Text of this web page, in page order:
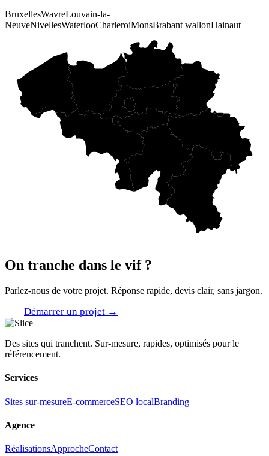
BruxellesWavreLouvain-la-
NeuveNivellesWaterlooCharleroiMonsBrabant wallonHainaut
On tranche dans le vif ?
Parlez-nous de votre projet. Réponse rapide, devis clair, sans jargon.
Démarrer un projet →
Des sites qui tranchent. Sur-mesure, rapides, optimisés pour le
référencement.
Services
Sites sur-mesureE-commerceSEO localBranding
Agence
RéalisationsApprocheContact